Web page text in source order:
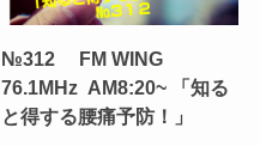
№312 FM WING
76.1MHz AM8:20~ 「知る
と得する腰痛予防！」